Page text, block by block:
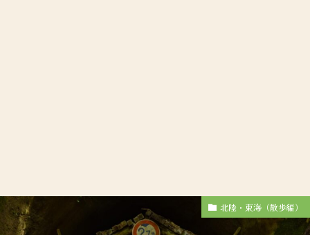
北陸・東海（散歩編）